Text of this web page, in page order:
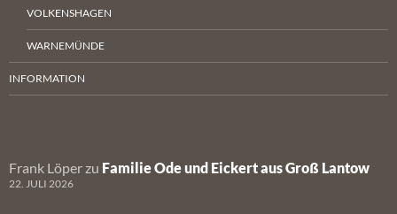
VOLKENSHAGEN
WARNEMÜNDE
INFORMATION
Frank Löper zu Familie Ode und Eickert aus Groß Lantow
22. JULI 2026